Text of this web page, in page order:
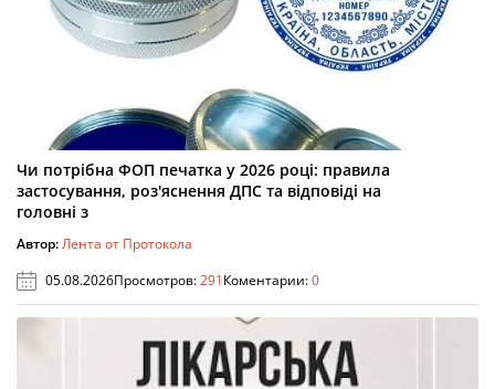
Чи потрібна ФОП печатка у 2026 році: правила
застосування, роз'яснення ДПС та відповіді на
головні з
Автор:Лента от Протокола
05.08.2026Просмотров:291Коментарии:0